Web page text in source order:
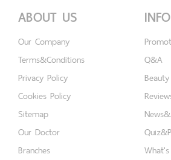
ABOUT US
Our Company
Terms&Conditions
Privacy Policy
Cookies Policy
Sitemap
Our Doctor
Branches
Q&A